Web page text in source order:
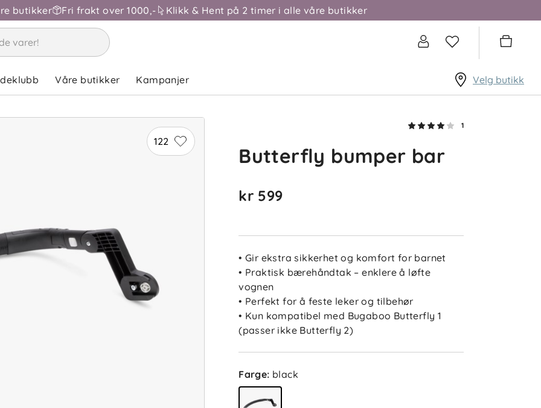
butikker Fri frakt over 1000,- Klikk & Hent på 2 timer i alle våre butikker
Våre butikker Kampanjer Velg butikk
122
1
Butterfly bumper bar
kr 599
• Gir ekstra sikkerhet og komfort for barnet
• Praktisk bærehåndtak – enklere å løfte
vognen
• Perfekt for å feste leker og tilbehør
• Kun kompatibel med Bugaboo Butterfly 1
(passer ikke Butterfly 2)
Farge: black